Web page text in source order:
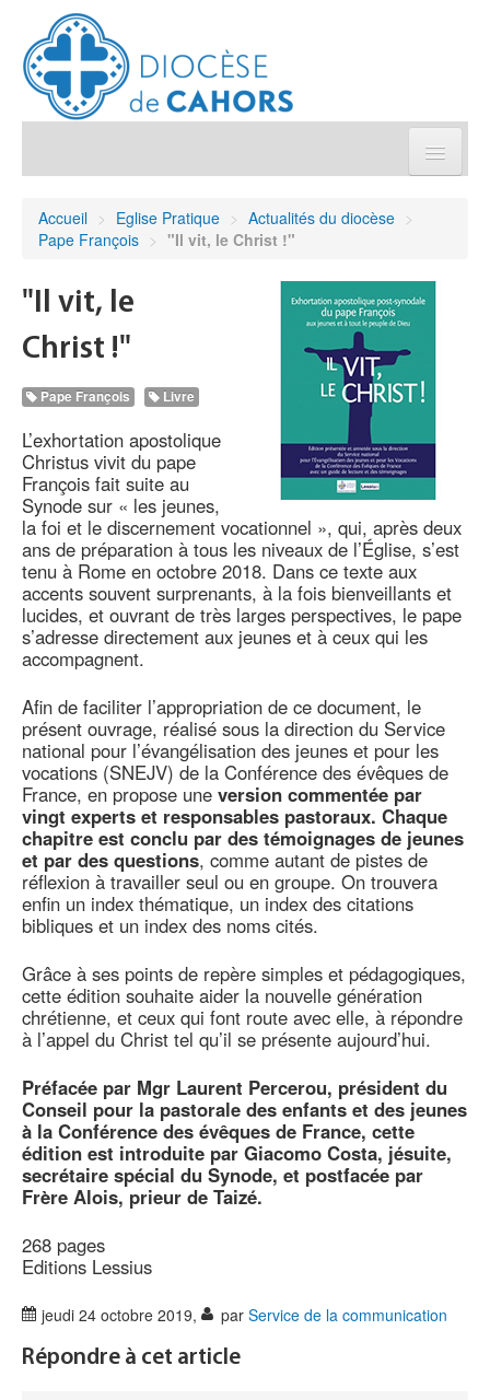
Sanctuaires & Pélerinages
Je donne
Annuaire/Contact
Accueil > Eglise Pratique > Actualités du diocèse >
Pape François > "Il vit, le Christ !"
"Il vit, le
Christ !"
Pape François Livre
L’exhortation apostolique
Christus vivit du pape
François fait suite au
Synode sur « les jeunes,
la foi et le discernement vocationnel », qui, après deux
ans de préparation à tous les niveaux de l’Église, s’est
tenu à Rome en octobre 2018. Dans ce texte aux
accents souvent surprenants, à la fois bienveillants et
lucides, et ouvrant de très larges perspectives, le pape
s’adresse directement aux jeunes et à ceux qui les
accompagnent.
Afin de faciliter l’appropriation de ce document, le
présent ouvrage, réalisé sous la direction du Service
national pour l’évangélisation des jeunes et pour les
vocations (SNEJV) de la Conférence des évêques de
France, en propose une version commentée par
vingt experts et responsables pastoraux. Chaque
chapitre est conclu par des témoignages de jeunes
et par des questions, comme autant de pistes de
réflexion à travailler seul ou en groupe. On trouvera
enfin un index thématique, un index des citations
bibliques et un index des noms cités.
Grâce à ses points de repère simples et pédagogiques,
cette édition souhaite aider la nouvelle génération
chrétienne, et ceux qui font route avec elle, à répondre
à l’appel du Christ tel qu’il se présente aujourd’hui.
Préfacée par Mgr Laurent Percerou, président du
Conseil pour la pastorale des enfants et des jeunes
à la Conférence des évêques de France, cette
édition est introduite par Giacomo Costa, jésuite,
secrétaire spécial du Synode, et postfacée par
Frère Alois, prieur de Taizé.
268 pages
Editions Lessius
jeudi 24 octobre 2019, par Service de la communication
Répondre à cet article